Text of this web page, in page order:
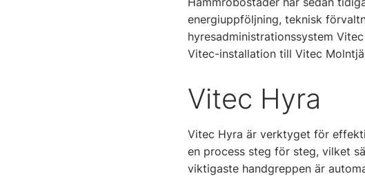
energiuppföljning, teknisk
hyresadministrationssystem
Vitec-installation till Vitec
Vitec Hyra
Vitec Hyra är verktyget för
en process steg för steg, vilket
viktigaste handgreppen är